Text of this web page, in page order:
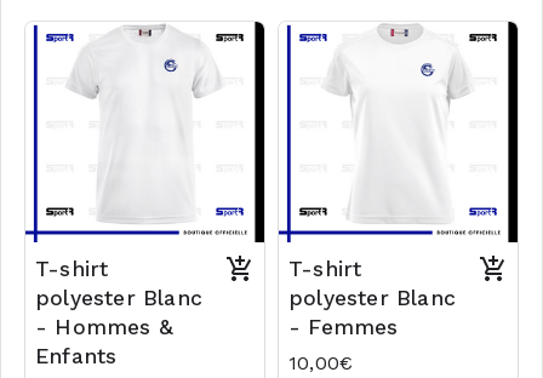
T-shirt
polyester Blanc
- Hommes &
Enfants
T-shirt
polyester Blanc
- Femmes
10,00€